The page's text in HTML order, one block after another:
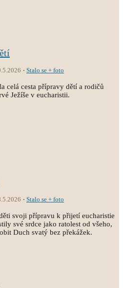
Stalo se + foto
celá cesta přípravy dětí a rodičů
Ježíše v eucharistii.
Stalo se + foto
svoji přípravu k přijetí eucharistie
své srdce jako ratolest od všeho,
Duch svatý bez překážek.